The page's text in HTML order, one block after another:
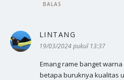
BALAS
LINTANG
19/03/2024 pukul 13:37
Emang rame banget
betapa buruknya kualitas